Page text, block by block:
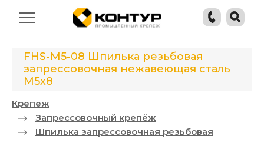
FHS-M5-08 Шпилька резьбовая
запрессовочная нежавеющая сталь
М5х8
Крепеж
Запрессовочный крепёж
Шпилька запрессовочная резьбовая